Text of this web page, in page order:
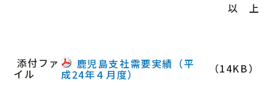
以 上
添付ファ
イル
鹿児島支社需要実績（平
成24年４月度） （14KB）